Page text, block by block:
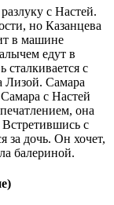
с Настей.
но Казанцева
в машине
едут в
сталкивается с
Лизой. Самара
с Настей
она
Встретившись с
за дочь. Он хочет,
балериной.